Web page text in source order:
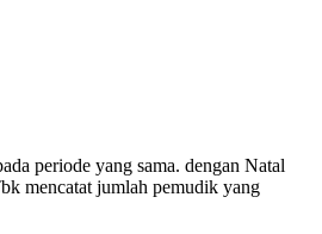
periode yang sama. dengan Natal
mencatat jumlah pemudik yang